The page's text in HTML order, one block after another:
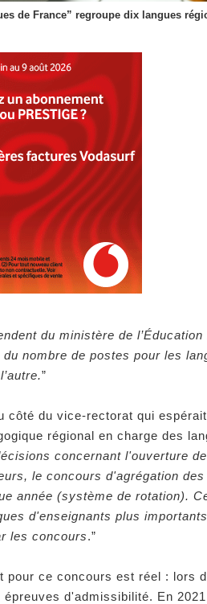
de France” regroupe dix langues
du ministère de l’Éducation
nombre de postes pour les
”
côté du vice-rectorat qui
régional en charge des
concernant l'ouverture
le concours d'agrégation
année (système de rotation).
d'enseignants plus
les concours.”
pour ce concours est réel : lors
d'admissibilité. En